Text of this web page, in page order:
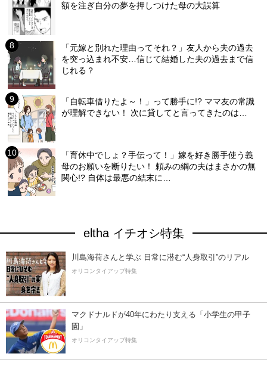
額を注ぎ自分の夢を押しつけた母の大誤算
「元嫁と別れた理由ってそれ？」友人から夫の過去
を突っ込まれ不安…信じて結婚した夫の過去まで信
じれる？
「自転車借りたよ～！」って勝手に!? ママ友の常識
が理解できない！ 次に貸してと言ってきたのは…
「育休中でしょ？手伝って！」嫁を好き勝手使う義
母のお願いを断りたい！ 頼みの綱の夫はまさかの無
関心!? 自体は最悪の結末に…
eltha イチオシ特集
川島海荷さんと学ぶ 日常に潜む“人身取引”のリアル
オリコンタイアップ特集
マクドナルドが40年にわたり支える「小学生の甲子
園」
オリコンタイアップ特集